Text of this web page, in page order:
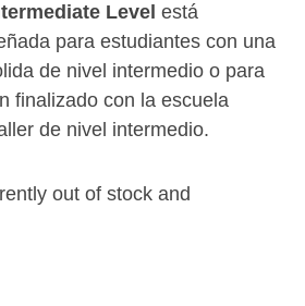
Level está
para estudiantes con una
de nivel intermedio o para
finalizado con la escuela
de nivel intermedio.
out of stock and